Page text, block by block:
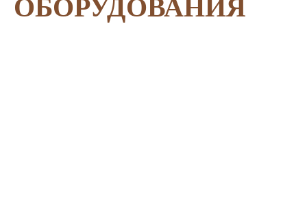
ОБОРУДОВАНИЯ